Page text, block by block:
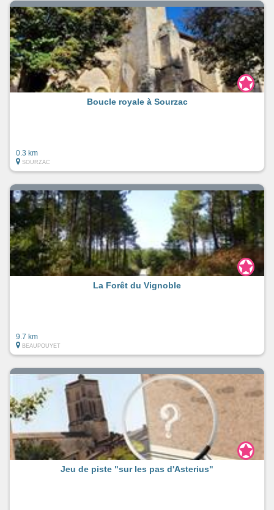
Boucle royale à Sourzac
0.3 km
SOURZAC
La Forêt du Vignoble
9.7 km
BEAUPOUYET
Jeu de piste "sur les pas d'Asterius"